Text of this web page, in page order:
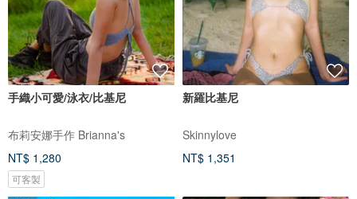
手織小可愛/泳衣/比基尼
布莉安娜手作 Brianna's
NT$ 1,280
可客製
新羅比基尼
Skinnylove
NT$ 1,351